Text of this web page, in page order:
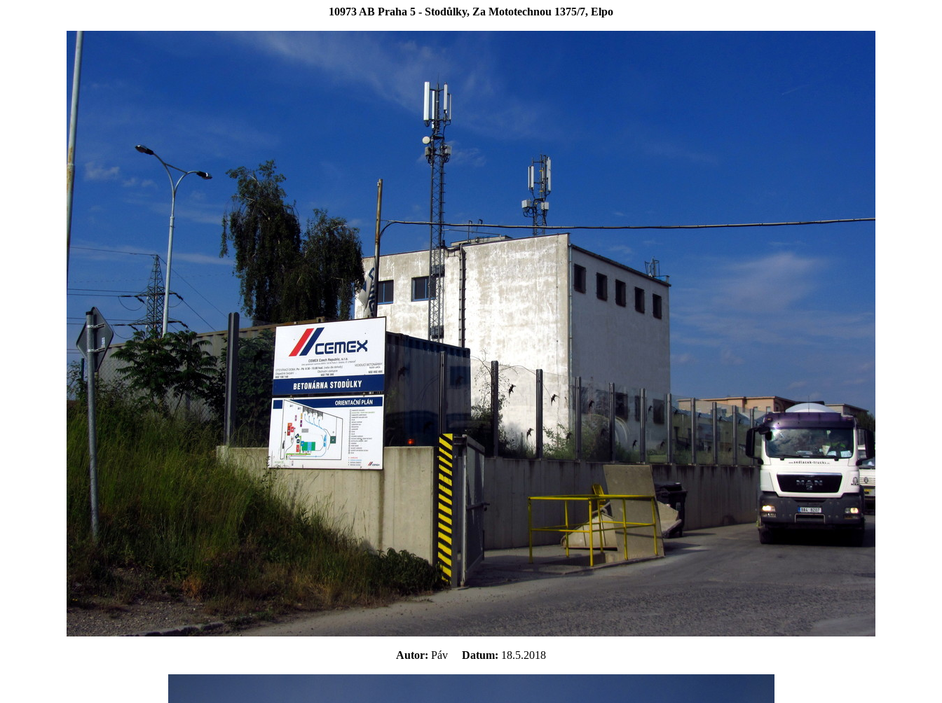
10973 AB Praha 5 - Stodůlky, Za Mototechnou 1375/7, Elpo
Autor: Páv Datum: 18.5.2018